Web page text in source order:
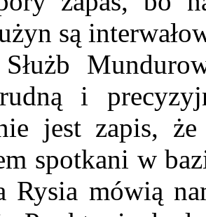
są
i
jest zapis,
spotkani w
Rysia mówią